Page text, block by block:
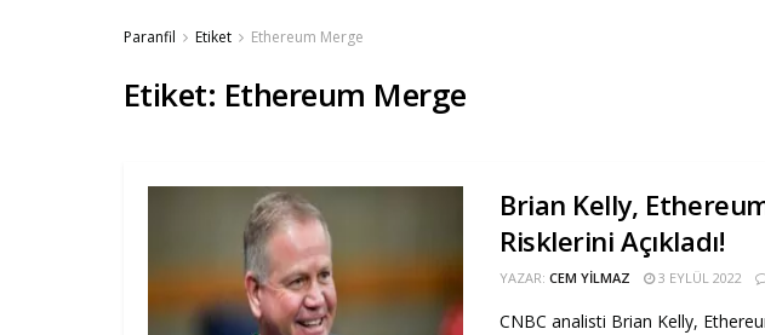
Paranfil Etiket Ethereum Merge
Etiket: Ethereum Merge
Brian Kelly,
Risklerini Açıkladı!
YAZAR: CEM YILMAZ 3 EYLÜL 2022
CNBC analisti Brian Kelly,